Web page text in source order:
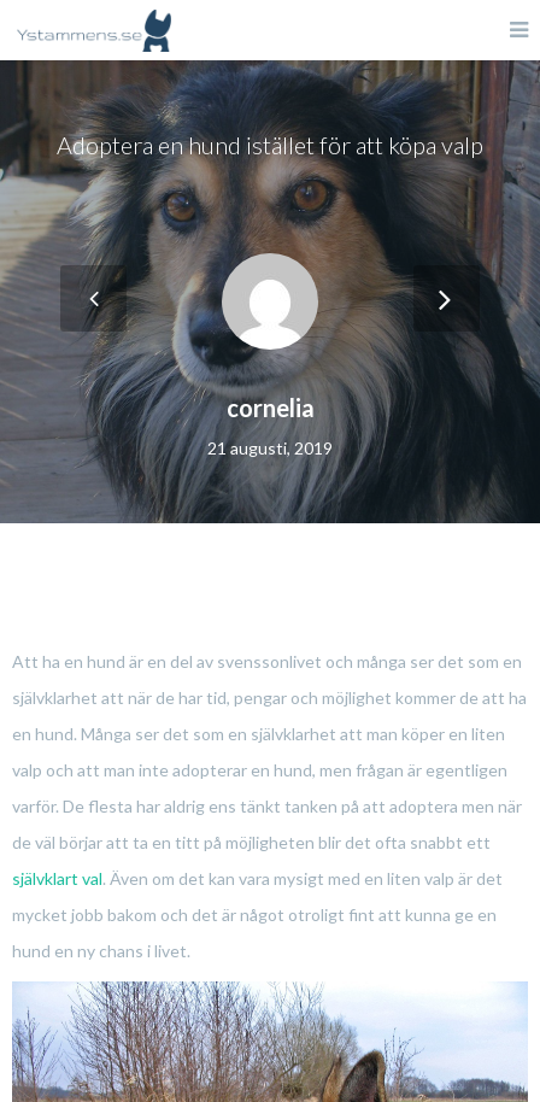
Adoptera en hund istället för att köpa valp
cornelia
21 augusti, 2019
Att ha en hund är en del av svenssonlivet och många ser det som en
självklarhet att när de har tid, pengar och möjlighet kommer de att ha
en hund. Många ser det som en självklarhet att man köper en liten
valp och att man inte adopterar en hund, men frågan är egentligen
varför. De flesta har aldrig ens tänkt tanken på att adoptera men när
de väl börjar att ta en titt på möjligheten blir det ofta snabbt ett
självklart val. Även om det kan vara mysigt med en liten valp är det
mycket jobb bakom och det är något otroligt fint att kunna ge en
hund en ny chans i livet.